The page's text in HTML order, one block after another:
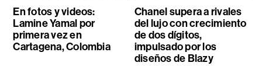
En fotos y videos:
Lamine Yamal por
primera vez en
Cartagena, Colombia
Chanel supera a rivales
del lujo con crecimiento
de dos dígitos,
impulsado por los
diseños de Blazy